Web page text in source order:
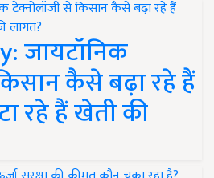
जायटॉनिक
कैसे बढ़ा रहे हैं
रहे हैं खेती की